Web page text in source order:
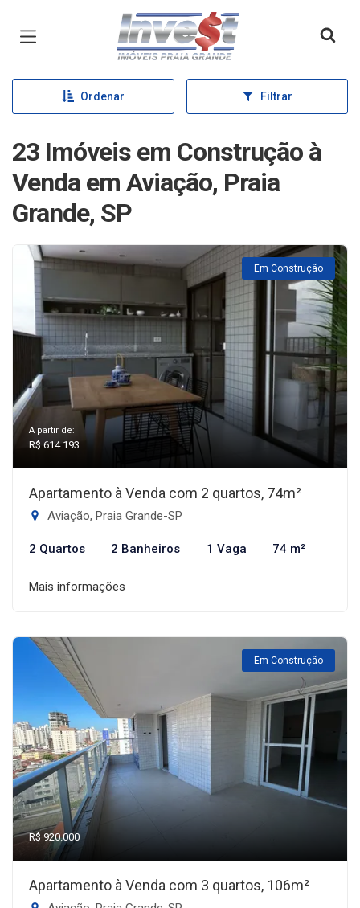
Página inicial
Ordenar Filtrar
23 Imóveis em Construção à
Venda em Aviação, Praia
Grande, SP
Em Construção
A partir de:
R$ 614.193
Apartamento à Venda com 2 quartos, 74m²
Aviação, Praia Grande-SP
2 Quartos 2 Banheiros 1 Vaga 74 m²
Mais informações
Em Construção
R$ 920.000
Apartamento à Venda com 3 quartos, 106m²